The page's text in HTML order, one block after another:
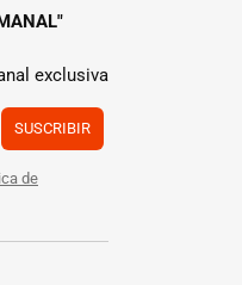
exclusiva
SUSCRIBIR
de